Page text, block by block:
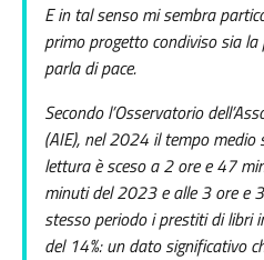
E in tal senso mi sembra
primo progetto condiviso sia
parla di pace.
Secondo l’Osservatorio
(AIE), nel 2024 il tempo
lettura è sceso a 2 ore e 47
minuti del 2023 e alle 3 ore e
stesso periodo i prestiti di libri
del 14%: un dato significativo